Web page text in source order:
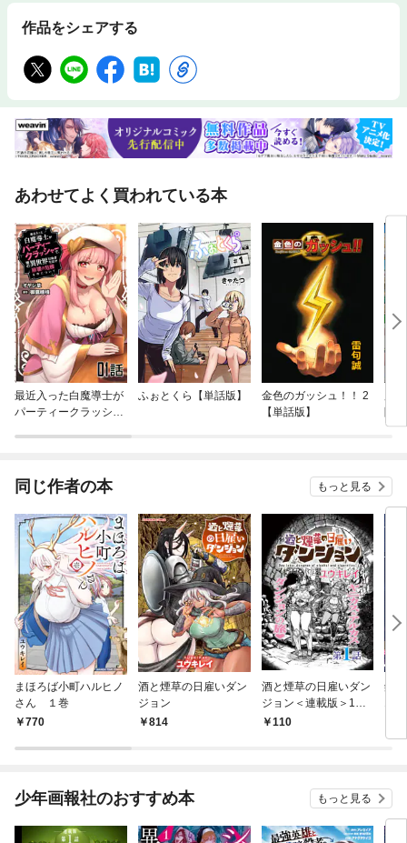
作品をシェアする
あわせてよく買われている本
最近入った白魔導士が
パーティークラッシャ
ふぉとくら【単話版】
金色のガッシュ！！ 2
【単話版】
険
広
同じ作者の本 もっと見る
まほろば小町ハルヒノ
さん １巻
770
酒と煙草の日雇いダン
ジョン
814
酒と煙草の日雇いダン
ジョン＜連載版＞1
話 死霊術師の迷宮
110
銀
少年画報社のおすすめ本 もっと見る